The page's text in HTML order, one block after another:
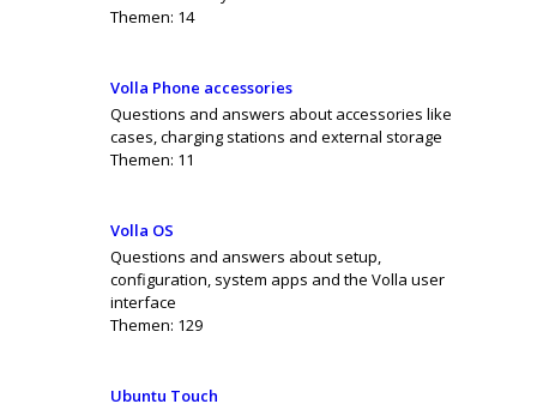
Themen: 14
Volla Phone accessories
Questions and answers about accessories like
cases, charging stations and external storage
Themen: 11
Volla OS
Questions and answers about setup,
configuration, system apps and the Volla user
interface
Themen: 129
Ubuntu Touch